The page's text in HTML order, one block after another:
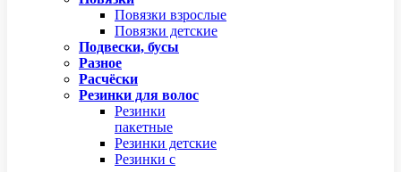
Повязки взрослые
Повязки детские
Подвески, бусы
Разное
Расчёски
Резинки для волос
Резинки
пакетные
Резинки детские
Резинки с